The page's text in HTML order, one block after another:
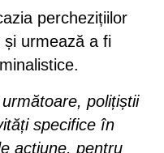
perchezițiilor
urmează a fi
polițiștii
specifice în
acțiune, pentru